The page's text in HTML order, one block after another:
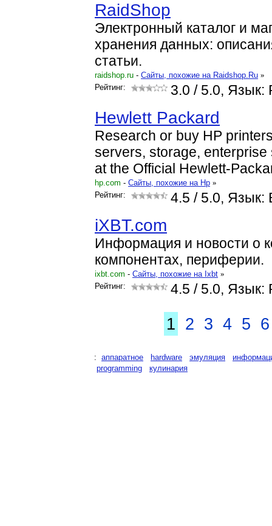
RaidShop
Электронный каталог и
хранения данных:
статьи.
raidshop.ru - Cайты, похожие на Raidshop.Ru »
Рейтинг:
3.0 / 5.0, Язык:
Hewlett Packard
Research or buy HP
servers, storage,
at the Official Hewlett-
hp.com - Cайты, похожие на Hp »
Рейтинг:
4.5 / 5.0, Язык:
iXBT.com
Информация и новости о
компонентах, периферии.
ixbt.com - Cайты, похожие на Ixbt »
Рейтинг:
4.5 / 5.0, Язык:
1 2 3 4 5 6
: аппаратное hardware эмуляция
programming
кулинария